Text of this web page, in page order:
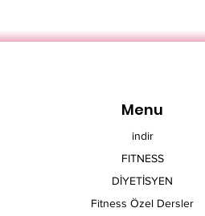
Menu
indir
FITNESS
DİYETİSYEN
Fitness Özel Dersler